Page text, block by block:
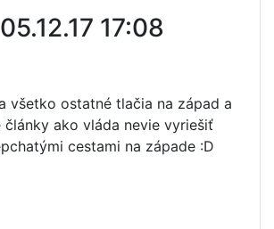
05.12.17 17:08
všetko ostatné tlačia na západ a
ako vláda nevie vyriešiť
cestami na západe :D